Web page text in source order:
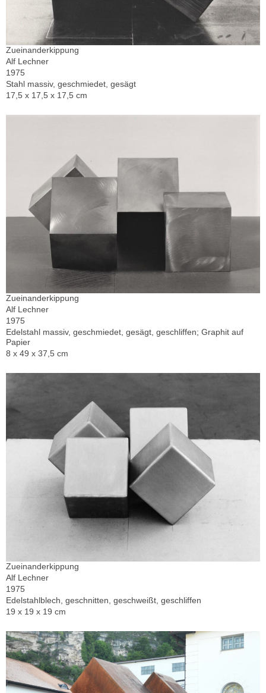
Zueinanderkippung
Alf Lechner
1975
Stahl massiv, geschmiedet, gesägt
17,5 x 17,5 x 17,5 cm
Zueinanderkippung
Alf Lechner
1975
Edelstahl massiv, geschmiedet, gesägt, geschliffen; Graphit auf
Papier
8 x 49 x 37,5 cm
Zueinanderkippung
Alf Lechner
1975
Edelstahlblech, geschnitten, geschweißt, geschliffen
19 x 19 x 19 cm